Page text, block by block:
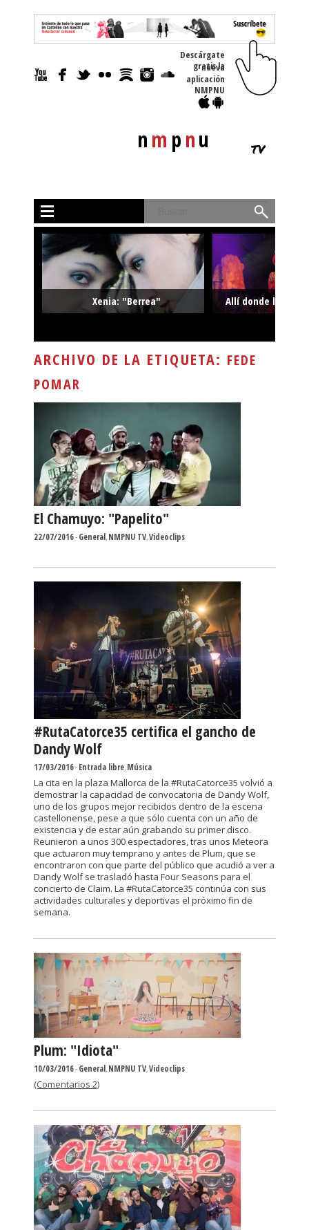
nm pnu tv
Descárgate
gratis la nueva
aplicación
NMPNU
Xenia: "Berrea" Allí donde la
ARCHIVO DE LA ETIQUETA: FEDE
POMAR
El Chamuyo: "Papelito"
22/07/2016-General,NMPNU TV,Videoclips
#RutaCatorce35 certifica el gancho de
Dandy Wolf
17/03/2016-Entrada libre,Música
La cita en la plaza Mallorca de la #RutaCatorce35 volvió a
demostrar la capacidad de convocatoria de Dandy Wolf,
uno de los grupos mejor recibidos dentro de la escena
castellonense, pese a que sólo cuenta con un año de
existencia y de estar aún grabando su primer disco.
Reunieron a unos 300 espectadores, tras unos Meteora
que actuaron muy temprano y antes de Plum, que se
encontraron con que parte del público que acudió a ver a
Dandy Wolf se trasladó hasta Four Seasons para el
concierto de Claim. La #RutaCatorce35 continúa con sus
actividades culturales y deportivas el próximo fin de
semana.
Plum: "Idiota"
10/03/2016-General,NMPNU TV,Videoclips
(Comentarios 2)